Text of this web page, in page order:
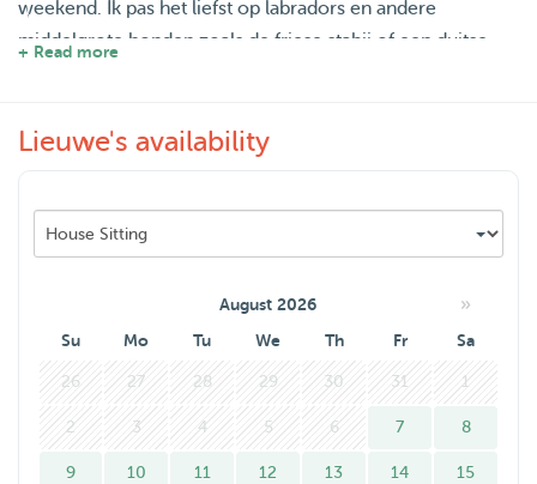
weekend. Ik pas het liefst op labradors en andere
middelgrote honden zoals de friese stabij of een duitse
genoeg om met veel plezier meerdere honden per dag uit
+ Read more
Lieuwe's availability
August 2026 »
Su Mo Tu We Th Fr Sa
26 27 28 29 30 31 1
2 3 4 5 6 7 8
9 10 11 12 13 14 15